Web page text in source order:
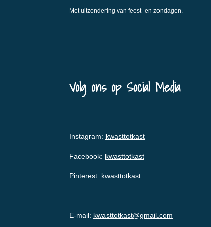
Met uitzondering van feest- en zondagen.
Volg ons op Social Media
Instagram: kwasttotkast
Facebook: kwasttotkast
Pinterest: kwasttotkast
E-mail: kwasttotkast@gmail.com